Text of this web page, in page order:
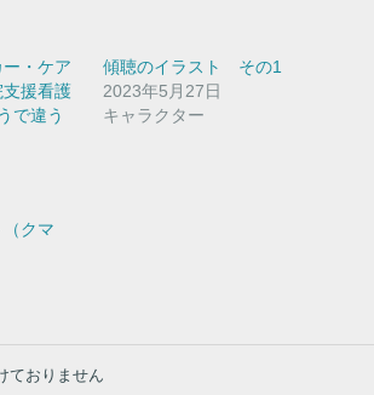
・ケア
援看護
で違う
傾聴のイラスト その1
2023年5月27日
キャラクター
クマ
ておりません